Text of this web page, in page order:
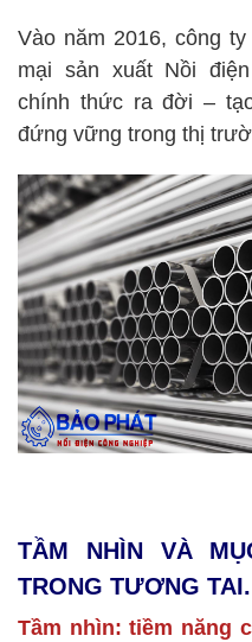
Vào năm 2016, công
mại sản xuất Nồi
chính thức ra đời –
đứng vững trong thị
TẦM NHÌN VÀ
TRONG TƯƠNG TAI.
Tầm nhìn: tiềm năng